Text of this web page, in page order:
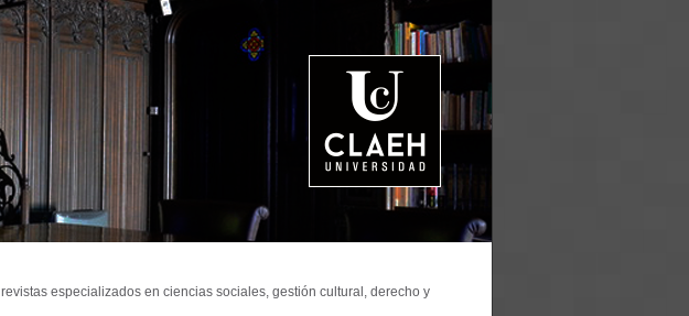
especializados en ciencias sociales, gestión cultural, derecho y